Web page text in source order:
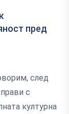
пред
след
с
културна